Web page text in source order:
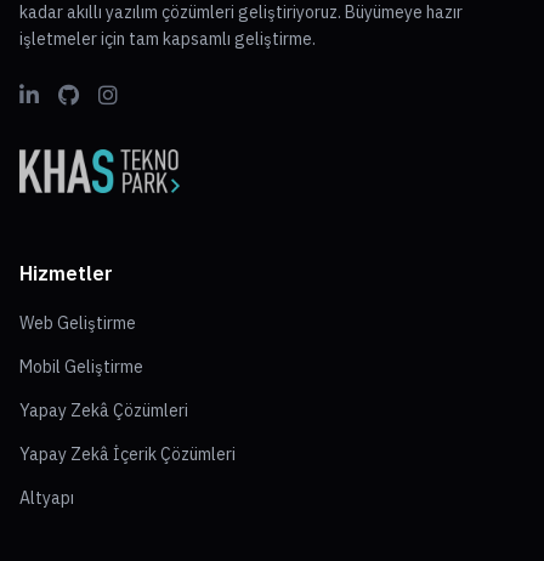
kadar akıllı yazılım çözümleri geliştiriyoruz. Büyümeye hazır
işletmeler için tam kapsamlı geliştirme.
Hizmetler
Web Geliştirme
Mobil Geliştirme
Yapay Zekâ Çözümleri
Yapay Zekâ İçerik Çözümleri
Altyapı